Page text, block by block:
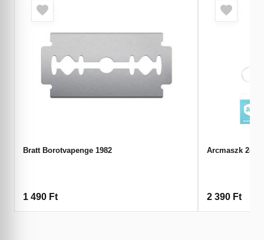
Bratt Borotvapenge 1982
1 490 Ft
Arcmaszk 2db/
2 390 Ft